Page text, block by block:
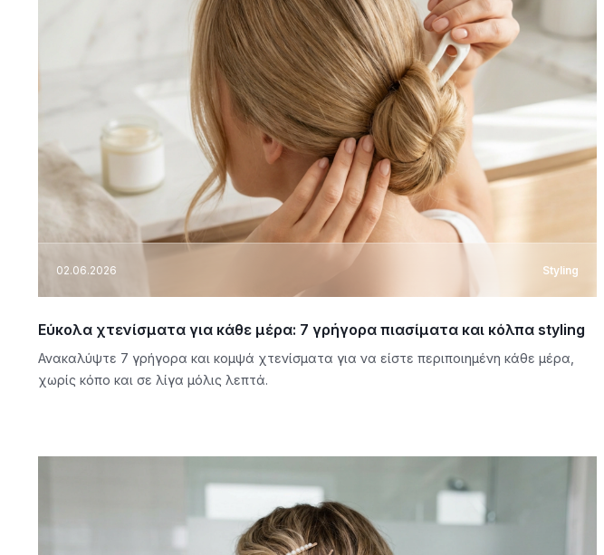
02.06.2026 Styling
Εύκολα χτενίσματα για κάθε μέρα: 7 γρήγορα πιασίματα και κόλπα styling
Ανακαλύψτε 7 γρήγορα και κομψά χτενίσματα για να είστε περιποιημένη κάθε μέρα,
χωρίς κόπο και σε λίγα μόλις λεπτά.